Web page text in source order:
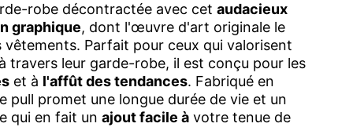
robe décontractée avec cet audacieux
graphique, dont l'œuvre d'art originale le
vêtements. Parfait pour ceux qui valorisent
travers leur garde-robe, il est conçu pour les
et à l'affût des tendances. Fabriqué en
pull promet une longue durée de vie et un
qui en fait un ajout facile à votre tenue de